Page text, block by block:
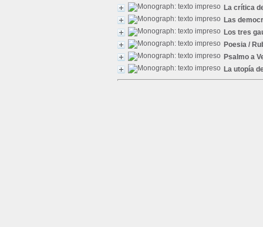
La crítica
Las
Los tres
Poesia /
Psalmo a
La utopía